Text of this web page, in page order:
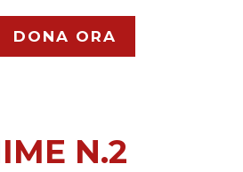
DONA ORA
N.2